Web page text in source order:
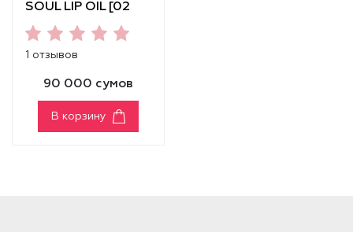
SOUL LIP OIL [02
BERRY]
1 отзывов
90 000 сумов
В корзину